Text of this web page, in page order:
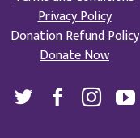
Privacy Policy
Donation Refund Policy
Donate Now